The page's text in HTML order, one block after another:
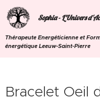
Sophia - L'Univers
Thérapeute Energéticienne et
énergétique Leeuw-Saint-Pierre
Bracelet Oeil